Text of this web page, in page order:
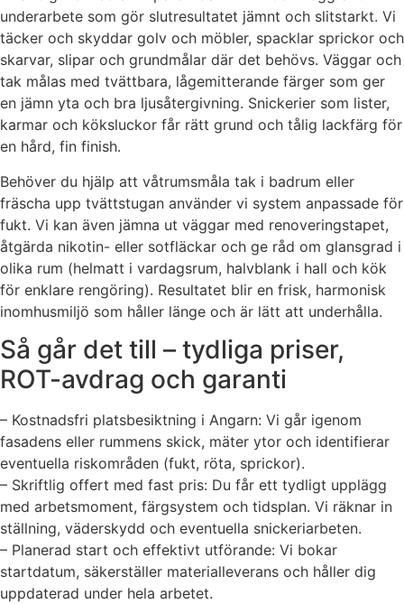
underarbete som gör slutresultatet jämnt och slitstarkt. Vi
täcker och skyddar golv och möbler, spacklar sprickor och
skarvar, slipar och grundmålar där det behövs. Väggar och
tak målas med tvättbara, lågemitterande färger som ger
en jämn yta och bra ljusåtergivning. Snickerier som lister,
karmar och köksluckor får rätt grund och tålig lackfärg för
en hård, fin finish.
Behöver du hjälp att våtrumsmåla tak i badrum eller
fräscha upp tvättstugan använder vi system anpassade för
fukt. Vi kan även jämna ut väggar med renoveringstapet,
åtgärda nikotin- eller sotfläckar och ge råd om glansgrad i
olika rum (helmatt i vardagsrum, halvblank i hall och kök
för enklare rengöring). Resultatet blir en frisk, harmonisk
inomhusmiljö som håller länge och är lätt att underhålla.
Så går det till – tydliga priser,
ROT-avdrag och garanti
– Kostnadsfri platsbesiktning i Angarn: Vi går igenom
fasadens eller rummens skick, mäter ytor och identifierar
eventuella riskområden (fukt, röta, sprickor).
– Skriftlig offert med fast pris: Du får ett tydligt upplägg
med arbetsmoment, färgsystem och tidsplan. Vi räknar in
ställning, väderskydd och eventuella snickeriarbeten.
– Planerad start och effektivt utförande: Vi bokar
startdatum, säkerställer materialleverans och håller dig
uppdaterad under hela arbetet.